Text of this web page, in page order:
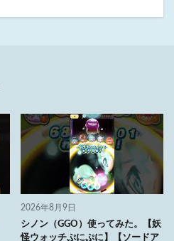
2026年8月9日
シノン（GGO）使ってみた。【妖
怪ウォッチぷにぷに】【ソードア